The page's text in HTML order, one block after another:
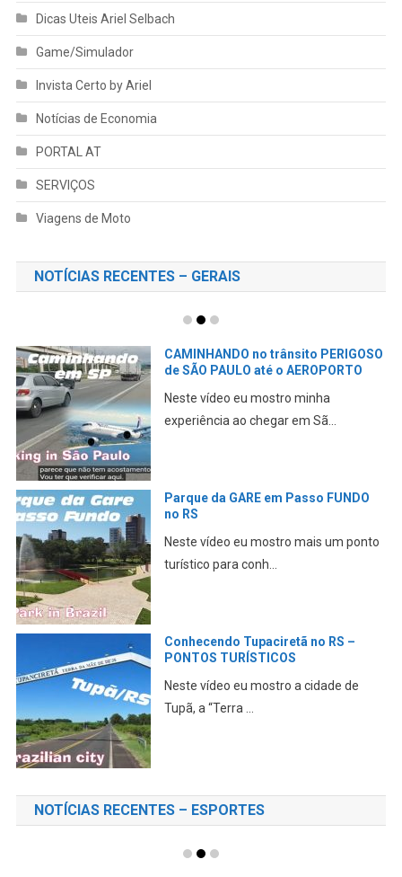
Dicas Uteis Ariel Selbach
Game/Simulador
Invista Certo by Ariel
Notícias de Economia
PORTAL AT
SERVIÇOS
Viagens de Moto
NOTÍCIAS RECENTES – GERAIS
CAMINHANDO no trânsito PERIGOSO
de SÃO PAULO até o AEROPORTO
Neste vídeo eu mostro minha
experiência ao chegar em Sã...
Parque da GARE em Passo FUNDO
no RS
Neste vídeo eu mostro mais um ponto
turístico para conh...
Conhecendo Tupaciretã no RS –
PONTOS TURÍSTICOS
Neste vídeo eu mostro a cidade de
Tupã, a “Terra ...
NOTÍCIAS RECENTES – ESPORTES